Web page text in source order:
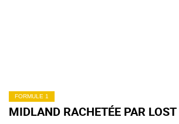
FORMULE 1
MIDLAND RACHETÉE PAR